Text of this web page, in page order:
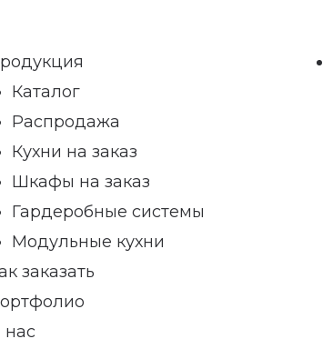
Каталог
Распродажа
Кухни на заказ
Шкафы на заказ
Гардеробные системы
Модульные кухни
заказать